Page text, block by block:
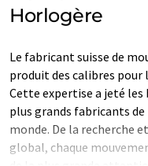
Horlogère
Le fabricant suisse de
produit des calibres pour
Cette expertise a jeté les
plus grands fabricants
monde. De la recherche
global, chaque